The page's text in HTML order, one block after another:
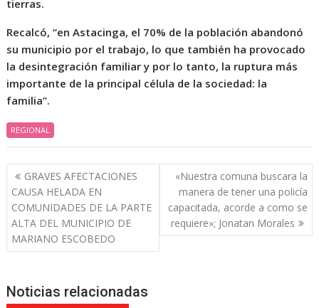
tierras.
Recalcó, “en Astacinga, el 70% de la población abandonó
su municipio por el trabajo, lo que también ha provocado
la desintegración familiar y por lo tanto, la ruptura más
importante de la principal célula de la sociedad: la
familia”.
REGIONAL
Navegación
de
entradas
GRAVES AFECTACIONES
CAUSA HELADA EN
COMUNIDADES DE LA PARTE
ALTA DEL MUNICIPIO DE
MARIANO ESCOBEDO
«Nuestra comuna buscara la
manera de tener una policía
capacitada, acorde a como se
requiere»; Jonatan Morales
Noticias relacionadas